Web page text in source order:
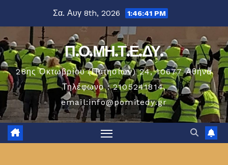
περιεχόμενο
Σα. Αυγ 8th, 2026 1:46:42 PM
Π.Ο.ΜΗ.Τ.Ε.ΔΥ.
28ης Οκτωβρίου (Πατησίων) 24, 10677 Aθήνα
Τηλέφωνο : 2105241814,
email:info@pomitedy.gr